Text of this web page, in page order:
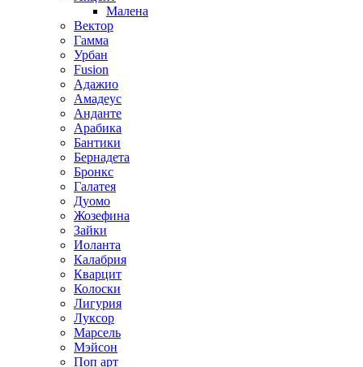
Малена
Вектор
Гамма
Урбан
Fusion
Адажио
Амадеус
Анданте
Арабика
Бантики
Бернадета
Бронкс
Галатея
Дуомо
Жозефина
Зайки
Иоланта
Калабрия
Кварцит
Колоски
Лигурия
Луксор
Марсель
Мэйсон
Поп арт